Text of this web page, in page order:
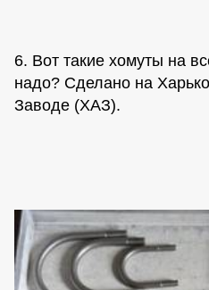
6. Вот такие хомуты на
надо? Сделано на
Заводе (ХАЗ).